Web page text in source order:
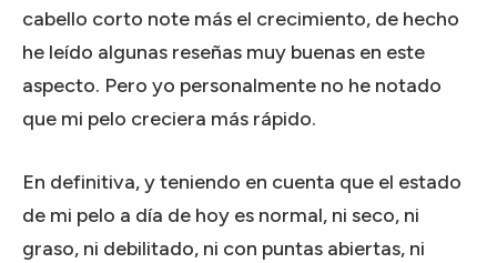
cabello corto note más el crecimiento, de hecho
he leído algunas reseñas muy buenas en este
aspecto. Pero yo personalmente no he notado
que mi pelo creciera más rápido.
En definitiva, y teniendo en cuenta que el estado
de mi pelo a día de hoy es normal, ni seco, ni
graso, ni debilitado, ni con puntas abiertas, ni